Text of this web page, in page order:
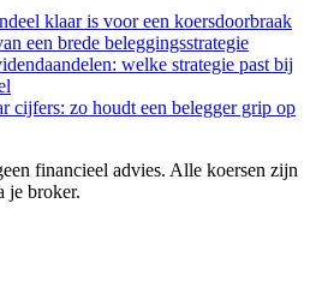
klaar is voor een koersdoorbraak
een brede beleggingsstrategie
welke strategie past bij
cijfers: zo houdt een belegger grip op
financieel advies. Alle koersen zijn
je broker.